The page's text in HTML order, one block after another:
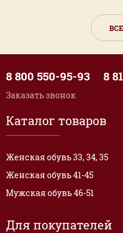
Каталог товаров
Женская обувь 33, 34, 35
Женская обувь 41-45
Мужская обувь 46-51
Для покупателей
8 800 550-95-93 8
Заказать звонок